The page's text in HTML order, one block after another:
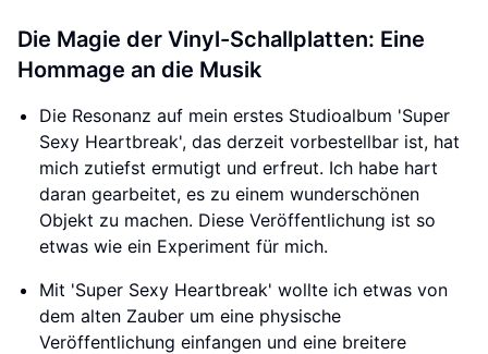
Die Magie der Vinyl-Schallplatten: Eine
Hommage an die Musik
Die Resonanz auf mein erstes Studioalbum 'Super
Sexy Heartbreak', das derzeit vorbestellbar ist, hat
mich zutiefst ermutigt und erfreut. Ich habe hart
daran gearbeitet, es zu einem wunderschönen
Objekt zu machen. Diese Veröffentlichung ist so
etwas wie ein Experiment für mich.
Mit 'Super Sexy Heartbreak' wollte ich etwas von
dem alten Zauber um eine physische
Veröffentlichung einfangen und eine breitere